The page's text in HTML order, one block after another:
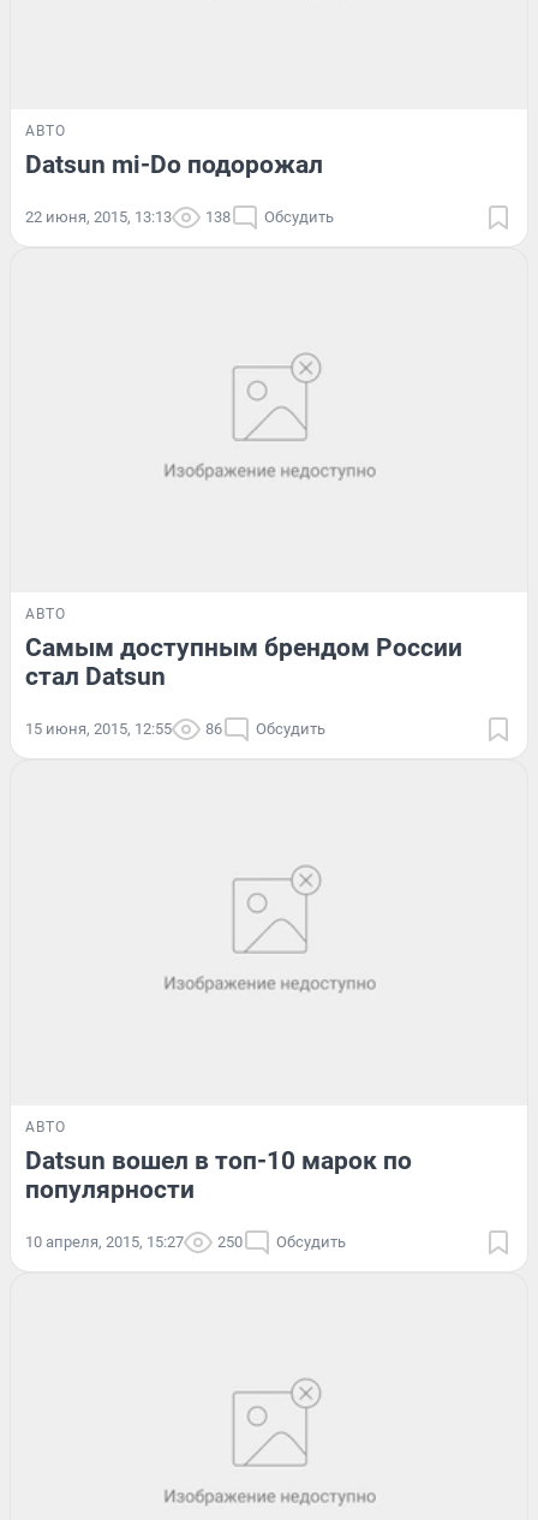
АВТО
Datsun mi-Do подорожал
22 июня, 2015, 13:13 138 Обсудить
АВТО
Самым доступным брендом России
стал Datsun
15 июня, 2015, 12:55 86 Обсудить
АВТО
Datsun вошел в топ-10 марок по
популярности
10 апреля, 2015, 15:27 250 Обсудить